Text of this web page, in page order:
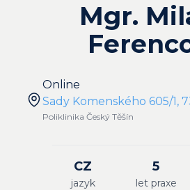
Mgr.
Online
Sady Komenského 605/1,
Poliklinika Český Těšín
CZ
jazyk
5
let praxe